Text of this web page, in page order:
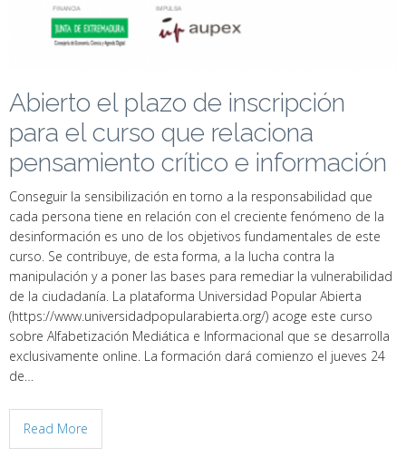
Abierto el plazo de inscripción
para el curso que relaciona
pensamiento crítico e información
Conseguir la sensibilización en torno a la responsabilidad que
cada persona tiene en relación con el creciente fenómeno de la
desinformación es uno de los objetivos fundamentales de este
curso. Se contribuye, de esta forma, a la lucha contra la
manipulación y a poner las bases para remediar la vulnerabilidad
de la ciudadanía. La plataforma Universidad Popular Abierta
(https://www.universidadpopularabierta.org/) acoge este curso
sobre Alfabetización Mediática e Informacional que se desarrolla
exclusivamente online. La formación dará comienzo el jueves 24
de…
Read More